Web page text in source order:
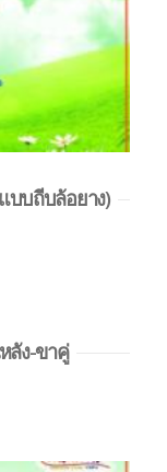
บบถีบล้อยาง)
ลัง-ขาคู่